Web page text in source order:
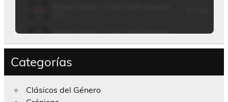
Categorías
Clásicos del Género